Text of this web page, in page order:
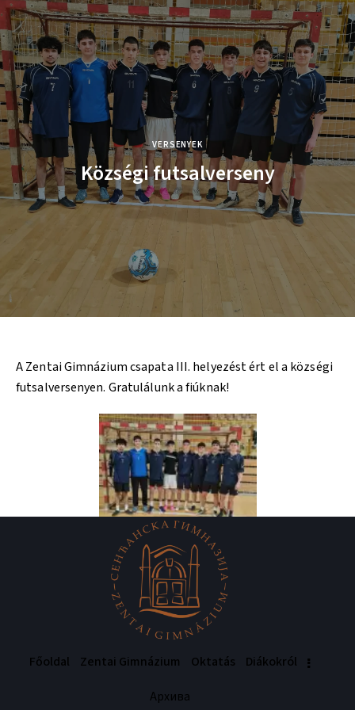
VERSENYEK
Községi futsalverseny
A Zentai Gimnázium csapata III. helyezést ért el a községi
futsalversenyen. Gratulálunk a fiúknak!
Főoldal Zentai Gimnázium Oktatás
Diákokról
Архива